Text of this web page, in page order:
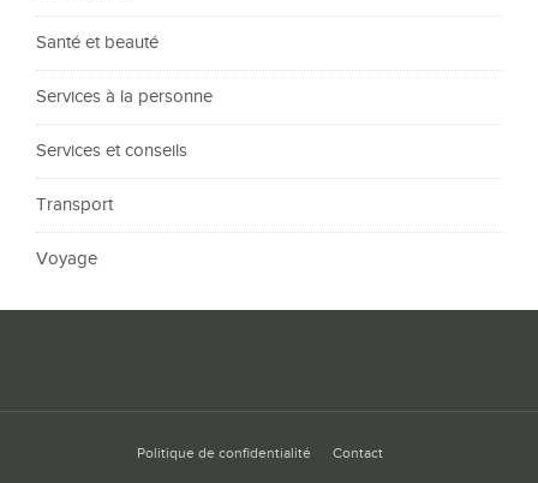
Santé et beauté
Services à la personne
Services et conseils
Transport
Voyage
Politique de confidentialité Contact